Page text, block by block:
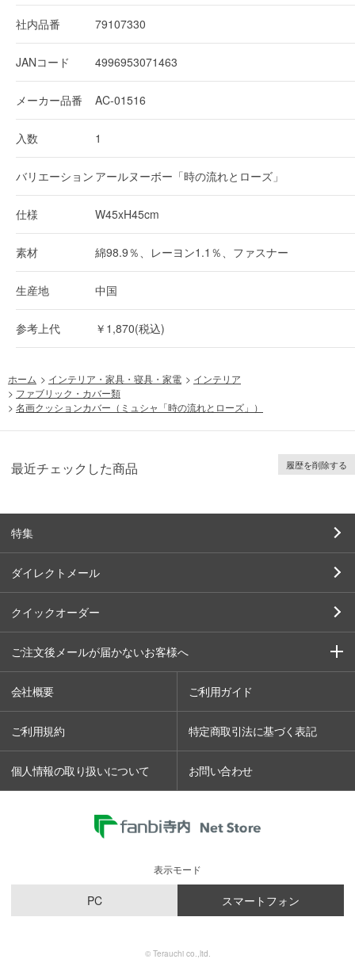
社内品番 79107330
JANコード 4996953071463
メーカー品番 AC-01516
入数 1
バリエーション アールヌーボー「時の流れとローズ」
仕様 W45xH45cm
素材 綿98.9％、レーヨン1.1％、ファスナー
生産地 中国
参考上代 ￥1,870(税込)
ホーム > インテリア・家具・寝具・家電 > インテリア
> ファブリック・カバー類
> 名画クッションカバー（ミュシャ「時の流れとローズ」）
最近チェックした商品 履歴を削除する
特集
ダイレクトメール
クイックオーダー
ご注文後メールが届かないお客様へ
会社概要 ご利用ガイド
ご利用規約 特定商取引法に基づく表記
個人情報の取り扱いについて お問い合わせ
表示モード
PC スマートフォン
© Terauchi co.,ltd.